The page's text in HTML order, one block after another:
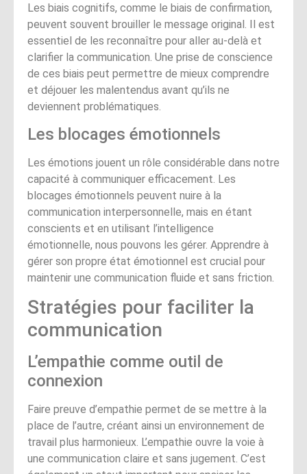
Les biais cognitifs, comme le biais de confirmation,
peuvent souvent brouiller le message original. Il est
essentiel de les reconnaître pour aller au-delà et
clarifier la communication. Une prise de conscience
de ces biais peut permettre de mieux comprendre
et déjouer les malentendus avant qu’ils ne
deviennent problématiques.
Les blocages émotionnels
Les émotions jouent un rôle considérable dans notre
capacité à communiquer efficacement. Les
blocages émotionnels peuvent nuire à la
communication interpersonnelle, mais en étant
conscients et en utilisant l’intelligence
émotionnelle, nous pouvons les gérer. Apprendre à
gérer son propre état émotionnel est crucial pour
maintenir une communication fluide et sans friction.
Stratégies pour faciliter la
communication
L’empathie comme outil de
connexion
Faire preuve d’empathie permet de se mettre à la
place de l’autre, créant ainsi un environnement de
travail plus harmonieux. L’empathie ouvre la voie à
une communication claire et sans jugement. C’est